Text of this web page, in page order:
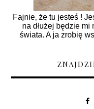
Fajnie, że tu jesteś !
na dłużej będzie mi
świata. A ja zrobię